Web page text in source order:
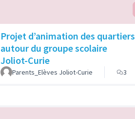
Projet d’animation des quartiers
autour du groupe scolaire
Joliot-Curie
Parents_Elèves Joliot-Curie 3